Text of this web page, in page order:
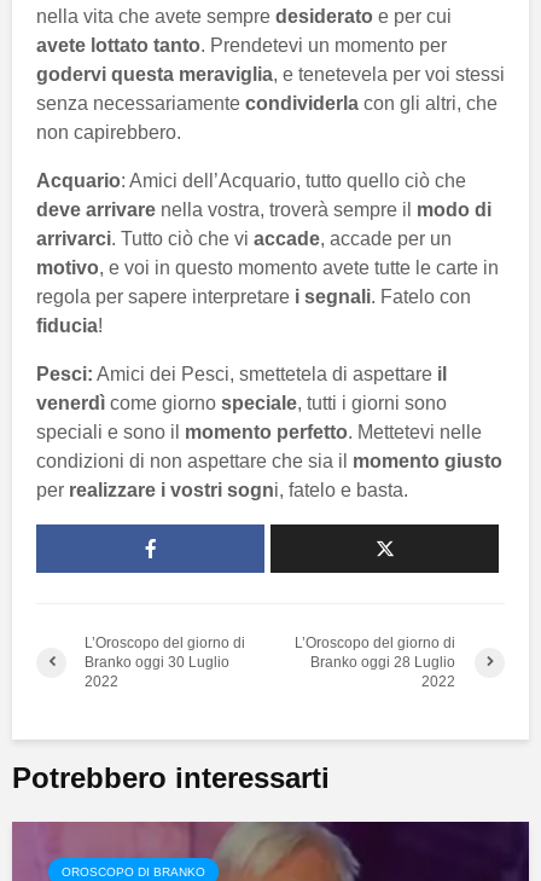
nella vita che avete sempre desiderato e per cui
avete lottato tanto. Prendetevi un momento per
godervi questa meraviglia, e tenetevela per voi stessi
senza necessariamente condividerla con gli altri, che
non capirebbero.
Acquario: Amici dell’Acquario, tutto quello ciò che
deve arrivare nella vostra, troverà sempre il modo di
arrivarci. Tutto ciò che vi accade, accade per un
motivo, e voi in questo momento avete tutte le carte in
regola per sapere interpretare i segnali. Fatelo con
fiducia!
Pesci: Amici dei Pesci, smettetela di aspettare il
venerdì come giorno speciale, tutti i giorni sono
speciali e sono il momento perfetto. Mettetevi nelle
condizioni di non aspettare che sia il momento giusto
per realizzare i vostri sogni, fatelo e basta.
L’Oroscopo del giorno di
Branko oggi 30 Luglio
2022
L’Oroscopo del giorno di
Branko oggi 28 Luglio
2022
Potrebbero interessarti
OROSCOPO DI BRANKO